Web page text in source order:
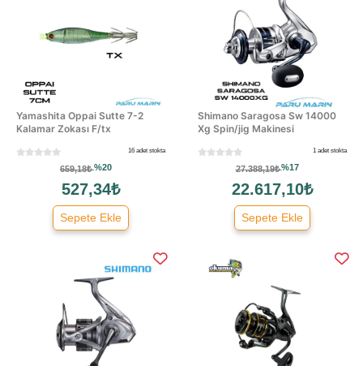
Yamashita Oppai Sutte 7-2
Kalamar Zokası F/tx
16 adet stokta
659,18₺%20
527,34₺
Sepete Ekle
Shimano Saragosa Sw 14000
Xg Spin/jig Makinesi
1 adet stokta
27.388,19₺%17
22.617,10₺
Sepete Ekle